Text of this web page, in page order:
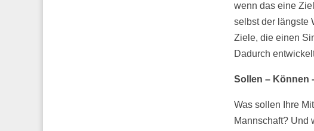
wenn das eine
selbst der längste
Ziele, die einen
Dadurch
Sollen – Können
Was sollen Ihre
Mannschaft? Und